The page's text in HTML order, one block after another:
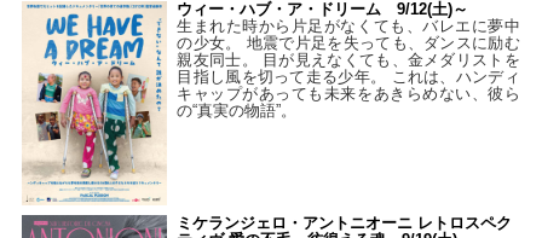
ウィー・ハブ・ア・ドリーム 9/12(土)～
生まれた時から片足がなくても、バレエに夢中
の少女。 地震で片足を失っても、ダンスに励む
親友同士。 目が見えなくても、金メダリストを
目指し風を切って走る少年。 これは、ハンディ
キャップがあっても未来をあきらめない、彼ら
の“真実の物語”。
ミケランジェロ・アントニオーニ レトロスペク